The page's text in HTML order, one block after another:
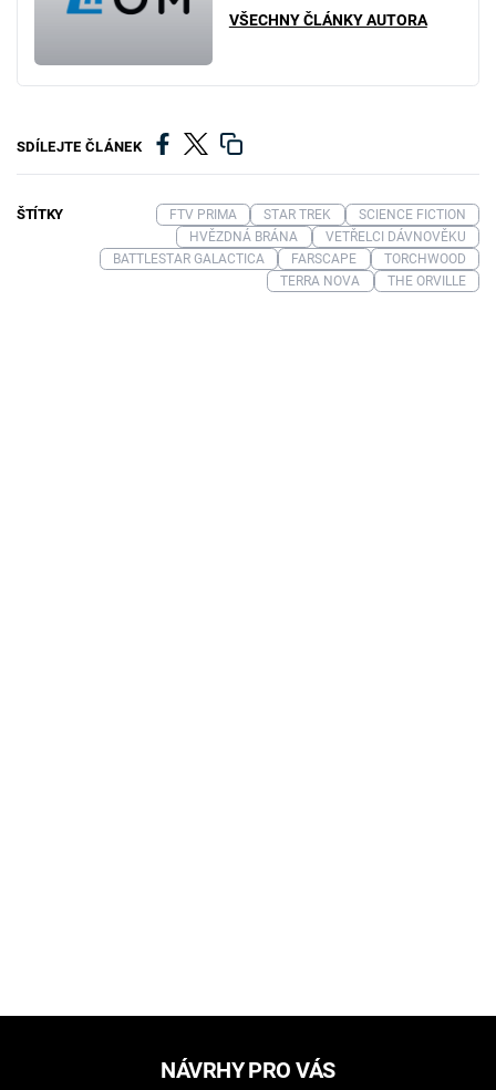
VŠECHNY ČLÁNKY AUTORA
SDÍLEJTE ČLÁNEK
ŠTÍTKY FTV PRIMA STAR TREK
SCIENCE FICTION
HVĚZDNÁ BRÁNA
VETŘELCI DÁVNOVĚKU
BATTLESTAR GALACTICA
FARSCAPE
TORCHWOOD
TERRA NOVA
THE ORVILLE
NÁVRHY PRO VÁS